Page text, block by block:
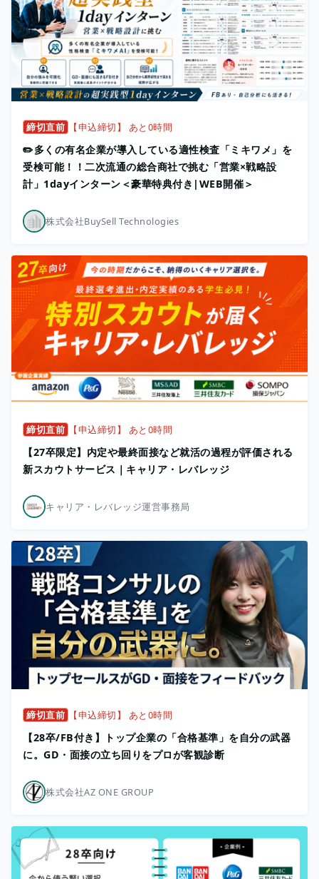
締切直前 【申込締切】 あと0時間
✏️多くの有名企業が導入している適性検査「ミキワメ」を
受検可能！！二次流通の総合商社で挑む「営業×戦略設
計」1dayインターン＜豪華特典付き|WEB開催＞
株式会社BuySell Technologies
締切直前 【申込締切】 あと0時間
【27卒限定】内定や最終面接など就活の過程が評価される
新スカウトサービス｜キャリア・レバレッジ
キャリア・レバレッジ運営事務局
締切直前 【申込締切】 あと0時間
【28卒/FB付き】トップ企業の「合格基準」を自分の武器
に。GD・面接の立ち回りをプロが客観診断
株式会社AZ ONE GROUP